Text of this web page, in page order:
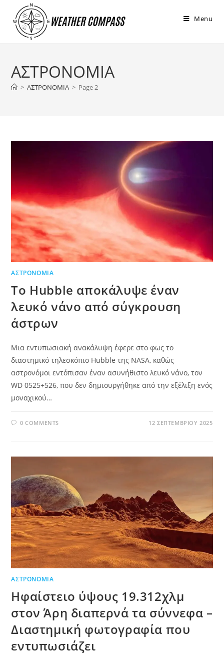
περιεχόμενο
Menu
ΑΣΤΡΟΝΟΜΙΑ
> ΑΣΤΡΟΝΟΜΙΑ > Page 2
ΑΣΤΡΟΝΟΜΊΑ
Το Hubble αποκάλυψε έναν
λευκό νάνο από σύγκρουση
άστρων
Μια εντυπωσιακή ανακάλυψη έφερε στο φως το
διαστημικό τηλεσκόπιο Hubble της NASA, καθώς
αστρονόμοι εντόπισαν έναν ασυνήθιστο λευκό νάνο, τον
WD 0525+526, που δεν δημιουργήθηκε από την εξέλιξη ενός
μοναχικού…
0 COMMENTS 12 ΣΕΠΤΕΜΒΡΊΟΥ 2025
ΑΣΤΡΟΝΟΜΊΑ
Ηφαίστειο ύψους 19.312χλμ
στον Άρη διαπερνά τα σύννεφα –
Διαστημική φωτογραφία που
εντυπωσιάζει